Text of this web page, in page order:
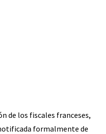
de los fiscales franceses,
formalmente de